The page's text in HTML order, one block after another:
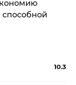
способной
10.3